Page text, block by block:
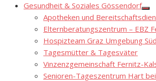
Gesundheit & Soziales Gössendorf
sub
Apotheken und
Elternberatungszentrum – EBZ
Hospizteam Graz Umgebung Süd
Tagesmütter & Tagesväter
Vinzenzgemeinschaft Fernitz-
Senioren-Tageszentrum Hart